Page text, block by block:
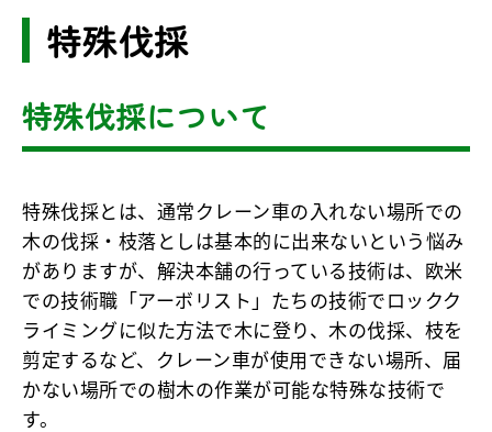
特殊伐採
特殊伐採について
特殊伐採とは、通常クレーン車の入れない場所での
木の伐採・枝落としは基本的に出来ないという悩み
がありますが、解決本舗の行っている技術は、欧米
での技術職「アーボリスト」たちの技術でロックク
ライミングに似た方法で木に登り、木の伐採、枝を
剪定するなど、クレーン車が使用できない場所、届
かない場所での樹木の作業が可能な特殊な技術で
す。